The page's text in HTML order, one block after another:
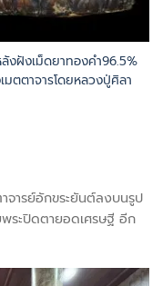
งฝังเม็ดยาทองคำ96.5%
มตตาจารโดยหลวงปู่ศิลา
จารย์อักขระยันต์ลงบนรูป
ระปิดตายอดเศรษฐี อีก